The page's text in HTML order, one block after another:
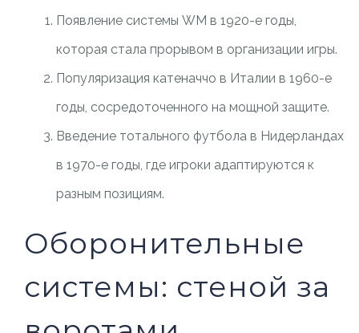
Появление системы WM в 1920-е годы,
которая стала прорывом в организации игры.
Популяризация катеначчо в Италии в 1960-е
годы, сосредоточенного на мощной защите.
Введение тотального футбола в Нидерландах
в 1970-е годы, где игроки адаптируются к
разным позициям.
Оборонительные
системы: стеной за